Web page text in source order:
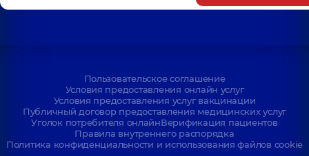
Пользовательское соглашение
Условия предоставления онлайн услуг
Условия предоставления услуг вакцинации
Публичный договор предоставления медицинских услуг
Уголок потребителя онлайнВерификация пациентов
Правила внутреннего распорядка
Политика конфиденциальности и использования файлов cookie